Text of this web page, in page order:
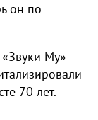
он по
«Звуки Му»
70 лет.